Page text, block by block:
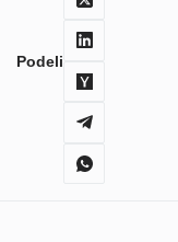
Podeli